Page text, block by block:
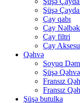
Şüşə
Çay qabı
Çay
Çay filtri
Çay
Qəhvə
Soyuq
Şüşə Qəhvə
Fransız
Fransız
Şüşə butulka